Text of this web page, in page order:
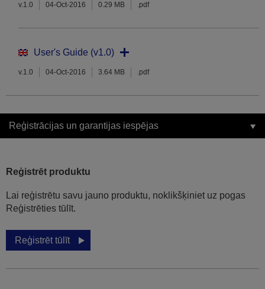
v.1.0 04-Oct-2016 0.29 MB .pdf
User's Guide (v1.0)
v.1.0 04-Oct-2016 3.64 MB .pdf
Reģistrācijas un garantijas iespējas
Reģistrēt produktu
Lai reģistrētu savu jauno produktu, noklikšķiniet uz pogas
Reģistrēties tūlīt.
Reģistrēt tūlīt